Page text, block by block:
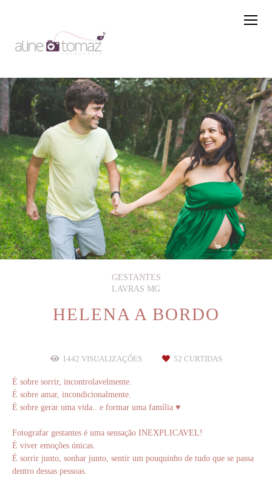
GESTANTES
LAVRAS MG
HELENA A BORDO
1442 VISUALIZAÇÕES 52 CURTIDAS
É sobre sorrir, incontrolavelmente.
É sobre amar, incondicionalmente.
É sobre gerar uma vida.. e formar uma família ♥
Fotografar gestantes é uma sensação INEXPLICAVEL!
É viver emoções únicas.
É sorrir junto, sonhar junto, sentir um pouquinho de tudo que se passa
dentro dessas pessoas.